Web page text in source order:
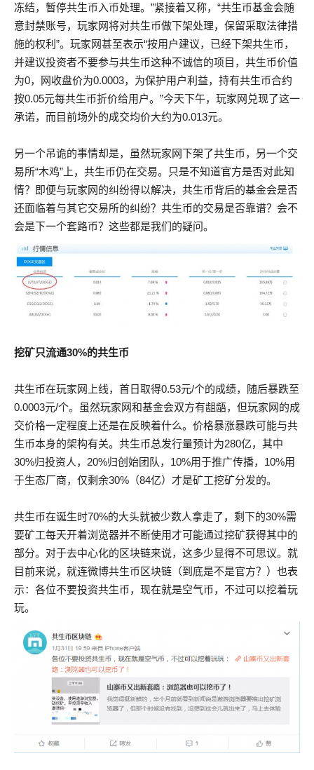
冻结，暂停共生币入币处理。”紧接着又称，“共生币基金会随
意封禁账号，玩家网将对共生币做下架处理，保留采取法律措
施的权利”。玩家网甚至表示“按用户建议，已经下架共生币，
并建议投资者不要参与共生币这种不诚信的项目，共生币价值
为0，网收盘价为0.0003，为保护用户利益，持有共生币合约
按0.05元每共生币折价给用户。”今天下午，玩家网兑现了这一
承诺，而目前场外的成交均价大约为0.013元。
另一个吊诡的事情却是，虽然玩家网下架了共生币，另一个交
易所“木鸡”上，共生币仍在交易。只是不知道官方是否对此知
情？即便与玩家网的纠纷得以解决，共生币背后的基金会是否
还面临着与其它交易所的纠纷？共生币的交易是否靠谱？会不
会是下一个套路币？这些都是我们的疑问。
挖矿只流通30%的共生币
共生币在玩家网上线，首日取得0.53元/个的成绩，随后暴跌至
0.0003元/个。虽然玩家网和基金会双方有龃龉，但玩家网的成
交价格一定程度上还是在反映着什么。价格暴涨暴跌可能与共
生币本身的架构有关。共生币总发行量预计为280亿，其中
30%归投资人，20%归创始团队，10%用于推广传播，10%用
于生态厂商，仅剩余30%（84亿）才是矿工挖矿分发的。
共生币在诞生时70%的大头就被少数人拿走了，剩下的30%需
要矿工每天开着浏览器并不断使用才可能通过挖矿获得其中的
部分。对于去中心化的区块链来说，这多少显得不可思议。就
目前来说，就连微博共生币区块链（到底是不是官方？）也表
示：各位不要投资共生币，现在就是空气币，不过可以挖着玩
玩。